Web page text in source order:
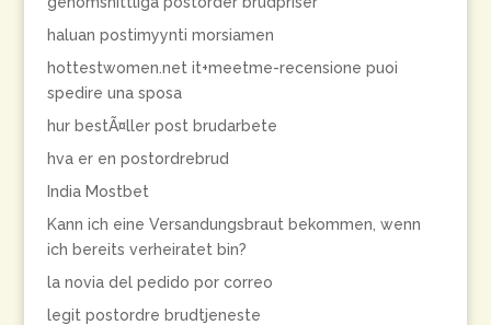
haluan postimyynti morsiamen
hottestwomen.net it+meetme-recensione puoi
spedire una sposa
hur bestÃ¤ller post brudarbete
hva er en postordrebrud
India Mostbet
Kann ich eine Versandungsbraut bekommen, wenn
ich bereits verheiratet bin?
la novia del pedido por correo
legit postordre brudtjeneste